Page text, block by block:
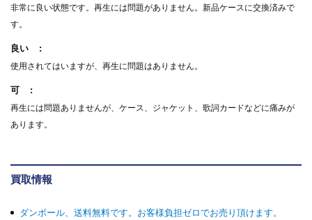
非常に良い状態です。再生には問題がありません。新品ケースに交換済みで
す。
良い
使用されてはいますが、再生に問題はありません。
可
再生には問題ありませんが、ケース、ジャケット、歌詞カードなどに痛みが
あります。
買取情報
ダンボール、送料無料です。お客様負担ゼロでお売り頂けます。